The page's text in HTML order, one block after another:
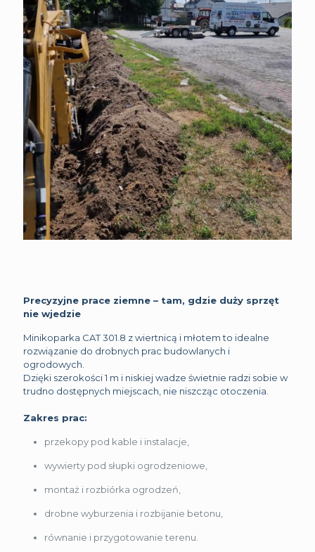
Precyzyjne prace ziemne – tam, gdzie duży sprzęt
nie wjedzie
Minikoparka CAT 301.8 z wiertnicą i młotem to idealne
rozwiązanie do drobnych prac budowlanych i
ogrodowych.
Dzięki szerokości 1 m i niskiej wadze świetnie radzi sobie w
trudno dostępnych miejscach, nie niszcząc otoczenia.
Zakres prac:
przekopy pod kable i instalacje,
wywierty pod słupki ogrodzeniowe,
montaż i rozbiórka ogrodzeń,
drobne wyburzenia i rozbijanie betonu,
równanie i przygotowanie terenu.